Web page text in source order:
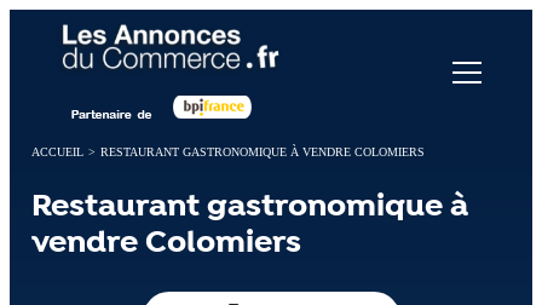
ACCUEIL > RESTAURANT GASTRONOMIQUE À VENDRE COLOMIERS
Restaurant gastronomique à
vendre Colomiers
Panneau de gestion des cookies